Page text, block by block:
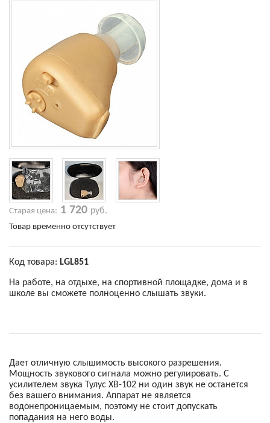
Старая цена: 1 720 руб.
Товар временно отсутствует
Код товара: LGL851
На работе, на отдыхе, на спортивной площадке, дома и в
школе вы сможете полноценно слышать звуки.
Дает отличную слышимость высокого разрешения.
Мощность звукового сигнала можно регулировать. С
усилителем звука Тулус XB-102 ни один звук не останется
без вашего внимания. Аппарат не является
водонепроницаемым, поэтому не стоит допускать
попадания на него воды.